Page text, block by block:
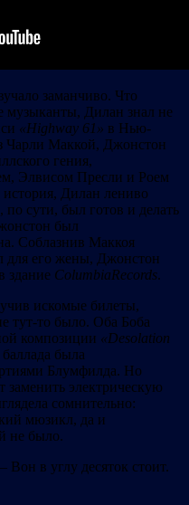
заманчиво. Что
музыканты, Дилан знал не
«Highway 61» в Нью-
Чарли Маккой, Джонстон
гения,
Элвисом Пресли и Роем
Дилан лениво
по сути, был готов и делать
был
Соблазнив Маккоя
для его жены, Джонстон
здание ColumbiaRecords.
искомые билеты,
тут-то было. Оба Боба
композиции «Desolation
была
Блумфилда. Но
электрическую
сомнительно:
мюзикл, да и
не было.
в углу десяток стоит.